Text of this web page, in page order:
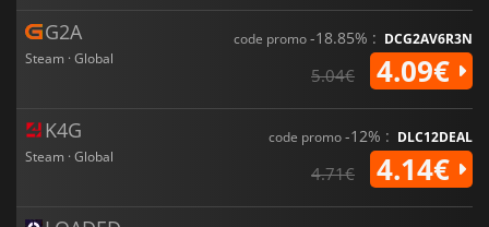
G2A
Steam · Global
code promo-18.85% : DCG2AV6R3N
5.04€ 4.09€
K4G
Steam · Global
code promo-12% : DLC12DEAL
4.71€ 4.14€